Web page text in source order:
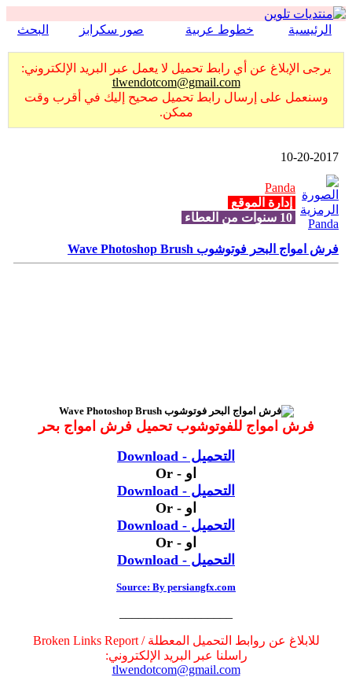
الرئيسية خطوط عربية صور سكرابز البحث
يرجى الإبلاغ عن أي رابط تحميل لا يعمل عبر البريد الإلكتروني:
tlwendotcom@gmail.com
وسنعمل على إرسال رابط تحميل صحيح إليك في أقرب وقت
ممكن.
10-20-2017
Panda
إدارة الموقع
فرش امواج البحر فوتوشوب Wave Photoshop Brush
فرش امواج للفوتوشوب تحميل فرش امواج بحر
التحميل - Download
او - Or
التحميل - Download
او - Or
التحميل - Download
او - Or
التحميل - Download
Source: By persiangfx.com
للابلاغ عن روابط التحميل المعطلة / Broken Links Report
راسلنا عبر البريد الإلكتروني:
tlwendotcom@gmail.com